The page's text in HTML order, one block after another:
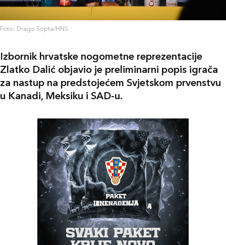
Foto: Drago Sopta/HNS
Izbornik hrvatske nogometne reprezentacije
Zlatko Dalić objavio je preliminarni popis igrača
za nastup na predstojećem Svjetskom prvenstvu
u Kanadi, Meksiku i SAD-u.